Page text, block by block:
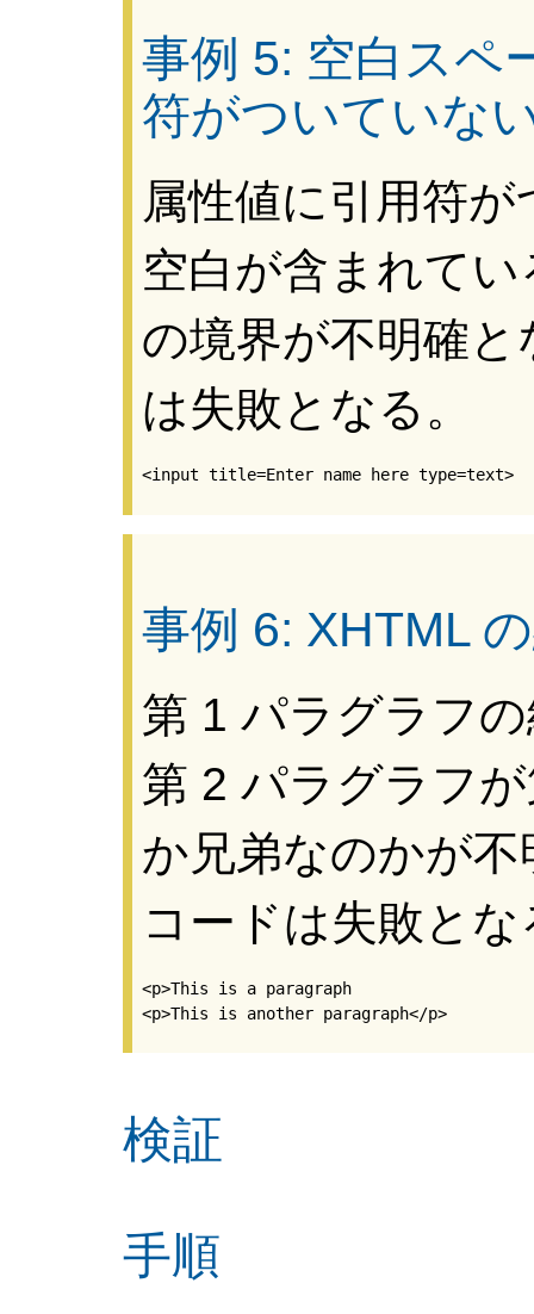
事例 5: 空白スペ
符がついていな
属性値に引用符
空白が含まれて
の境界が不明確
は失敗となる。
事例 6: XHTML
第 1 パラグラフ
第 2 パラグラフ
か兄弟なのかが
コードは失敗とな
<p>This is a paragraph
検証
手順